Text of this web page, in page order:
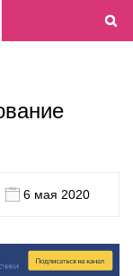
6 мая 2020